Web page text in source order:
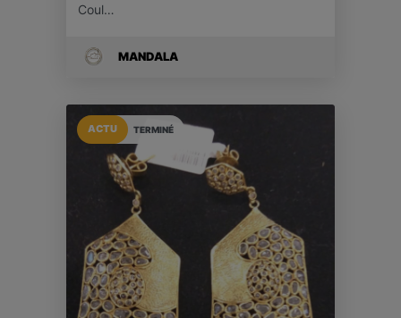
Coul…
MANDALA
TERMINÉ
ACTU